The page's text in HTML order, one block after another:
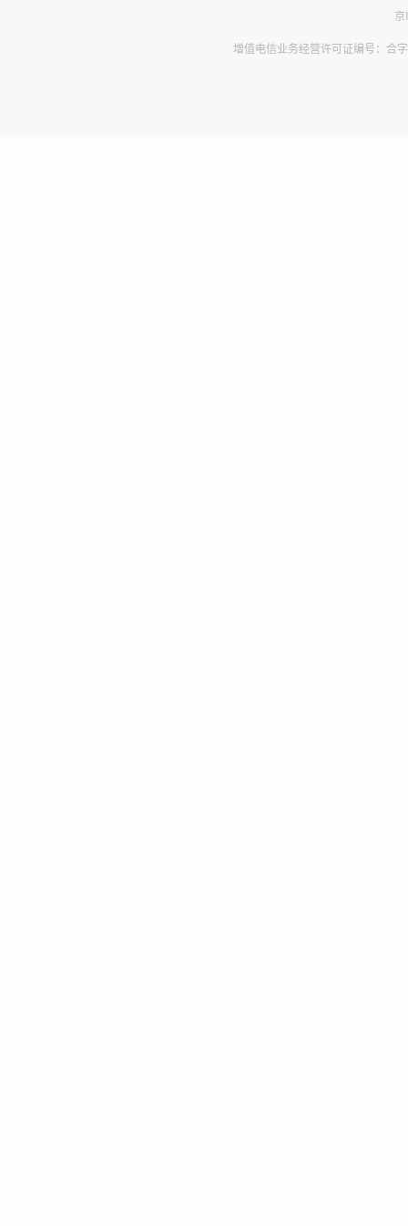
增值电信业务经营许可证编号：合